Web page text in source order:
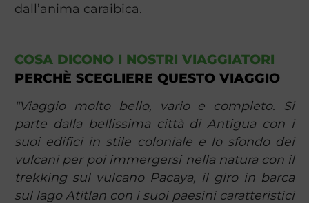
dall’anima caraibica.
COSA DICONO I NOSTRI VIAGGIATORI
PERCHÈ SCEGLIERE QUESTO VIAGGIO
"Viaggio molto bello, vario e completo. Si
parte dalla bellissima città di Antigua con i
suoi edifici in stile coloniale e lo sfondo dei
vulcani per poi immergersi nella natura con il
trekking sul vulcano Pacaya, il giro in barca
sul lago Atitlan con i suoi paesini caratteristici